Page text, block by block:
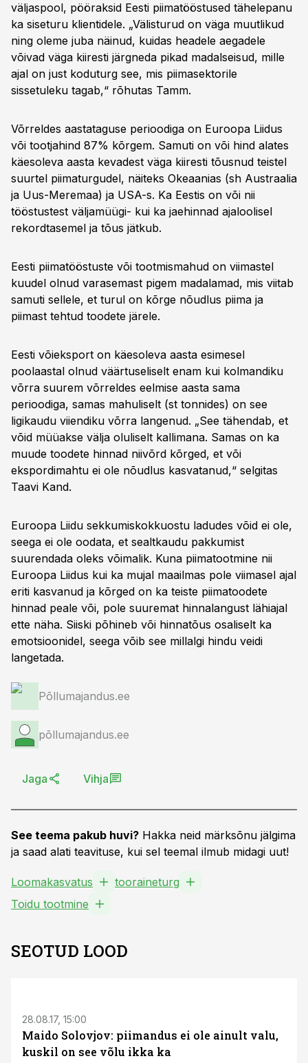
väljaspool, pööraksid Eesti piimatööstused tähelepanu
ka siseturu klientidele. „Välisturud on väga muutlikud
ning oleme juba näinud, kuidas headele aegadele
võivad väga kiiresti järgneda pikad madalseisud, mille
ajal on just koduturg see, mis piimasektorile
sissetuleku tagab,“ rõhutas Tamm.
Võrreldes aastataguse perioodiga on Euroopa Liidus
või tootjahind 87% kõrgem. Samuti on või hind alates
käesoleva aasta kevadest väga kiiresti tõusnud teistel
suurtel piimaturgudel, näiteks Okeaanias (sh Austraalia
ja Uus-Meremaa) ja USA-s. Ka Eestis on või nii
tööstustest väljamüügi- kui ka jaehinnad ajaloolisel
rekordtasemel ja tõus jätkub.
Eesti piimatööstuste või tootmismahud on viimastel
kuudel olnud varasemast pigem madalamad, mis viitab
samuti sellele, et turul on kõrge nõudlus piima ja
piimast tehtud toodete järele.
Eesti võieksport on käesoleva aasta esimesel
poolaastal olnud väärtuseliselt enam kui kolmandiku
võrra suurem võrreldes eelmise aasta sama
perioodiga, samas mahuliselt (st tonnides) on see
ligikaudu viiendiku võrra langenud. „See tähendab, et
võid müüakse välja oluliselt kallimana. Samas on ka
muude toodete hinnad niivõrd kõrged, et või
ekspordimahtu ei ole nõudlus kasvatanud,“ selgitas
Taavi Kand.
Euroopa Liidu sekkumiskokkuostu ladudes võid ei ole,
seega ei ole oodata, et sealtkaudu pakkumist
suurendada oleks võimalik. Kuna piimatootmine nii
Euroopa Liidus kui ka mujal maailmas pole viimasel ajal
eriti kasvanud ja kõrged on ka teiste piimatoodete
hinnad peale või, pole suuremat hinnalangust lähiajal
ette näha. Siiski põhineb või hinnatõus osaliselt ka
emotsioonidel, seega võib see millalgi hindu veidi
langetada.
Põllumajandus.ee
põllumajandus.ee
Jaga Vihja
See teema pakub huvi? Hakka neid märksõnu jälgima
ja saad alati teavituse, kui sel teemal ilmub midagi uut!
Loomakasvatus
tooraineturg
Toidu tootmine
SEOTUD LOOD
28.08.17, 15:00
Maido Solovjov: piimandus ei ole ainult valu,
kuskil on see võlu ikka ka